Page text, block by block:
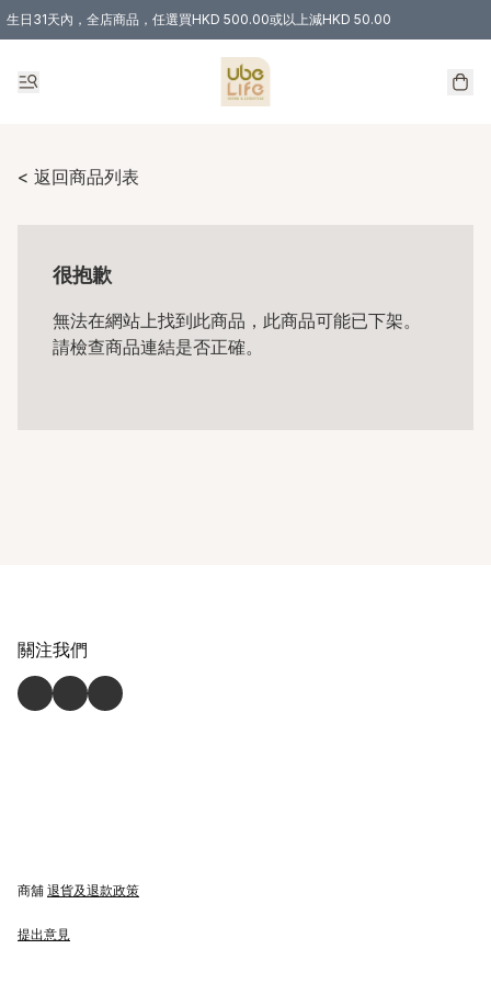
生日31天內，全店商品，任選買HKD 500.00或以上減HKD 50.00
購物滿 HKD 300.00即享免運費優惠！（適用於 特定的送貨方式 )
< 返回商品列表
很抱歉
無法在網站上找到此商品，此商品可能已下架。
請檢查商品連結是否正確。
關注我們
商舖 退貨及退款政策
提出意見